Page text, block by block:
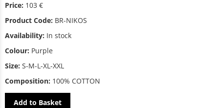
Price: 103 €
Product Code: BR-NIKOS
Availability: In stock
Colour: Purple
Size: S-M-L-XL-XXL
Composition: 100% COTTON
Add to Basket